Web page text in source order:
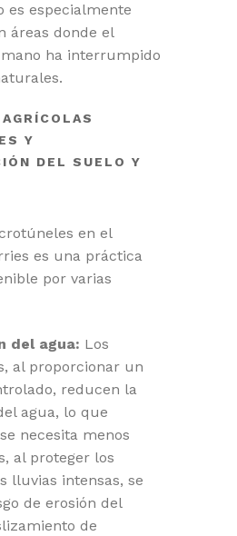
es especialmente
áreas donde el
ha interrumpido
Y
DEL SUELO Y
en el
es una práctica
por varias
del agua: Los
al proporcionar un
reducen la
agua, lo que
necesita menos
al proteger los
lluvias intensas, se
de erosión del
de